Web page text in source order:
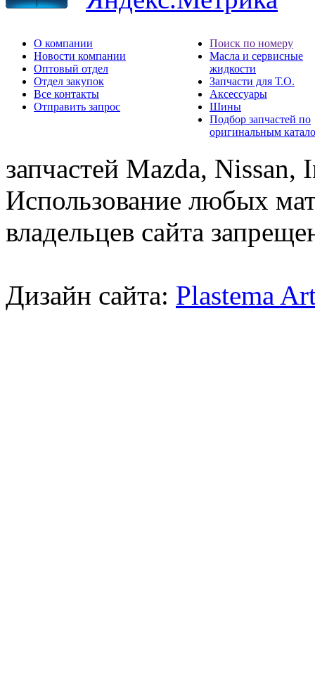
О компании
Новости компании
Оптовый отдел
Отдел закупок
Все контакты
Отправить запрос
Поиск по номеру
Масла и сервисные
жидкости
Запчасти для Т.О.
Аксессуары
Шины
Подбор запчастей по
оригинальным
запчастей Mazda,
Использование любых
владельцев сайта
Дизайн сайта: Plastema